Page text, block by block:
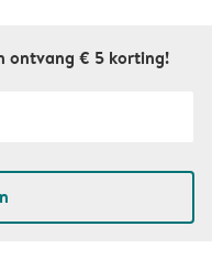
ontvang € 5 korting!